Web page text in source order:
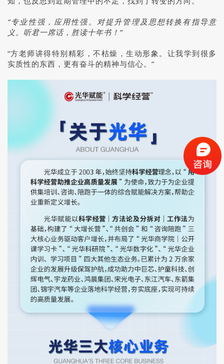
“专业性强，应用性强。对提升管理及思想转换有指导意
义。听君一席话，胜读十年书！”
“方老师讲得特别精彩，不枯燥，生动形象。让我学到很多
实质性的东西，更有奋斗的精神与信心。”